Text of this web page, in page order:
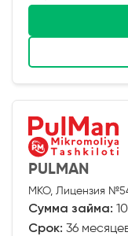
PULMAN
МКО, Лицензия
Сумма займа:
Срок: 36